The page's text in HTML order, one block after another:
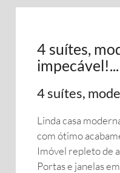
4 suítes,
impecável!...
4 suítes,
Linda casa
com ótimo
Imóvel repleto de
Portas e janelas